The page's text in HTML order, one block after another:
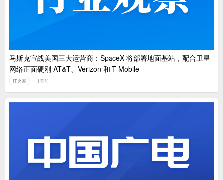
马斯克宣战美国三大运营商：SpaceX 将部署地面基站，配合卫星
网络正面硬刚 AT&T、Verizon 和 T-Mobile
IT之家 1天前